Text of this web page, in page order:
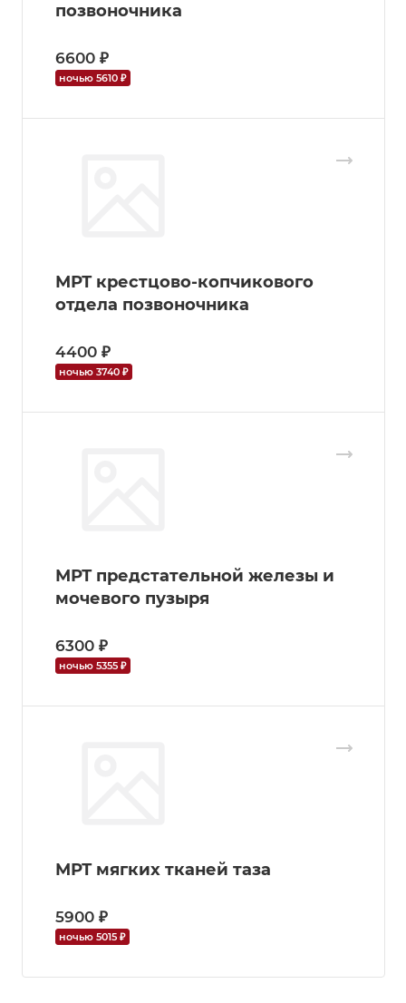
позвоночника
6600 ₽
ночью 5610 ₽
МРТ крестцово-копчикового
отдела позвоночника
4400 ₽
ночью 3740 ₽
МРТ предстательной железы и
мочевого пузыря
6300 ₽
ночью 5355 ₽
МРТ мягких тканей таза
5900 ₽
ночью 5015 ₽